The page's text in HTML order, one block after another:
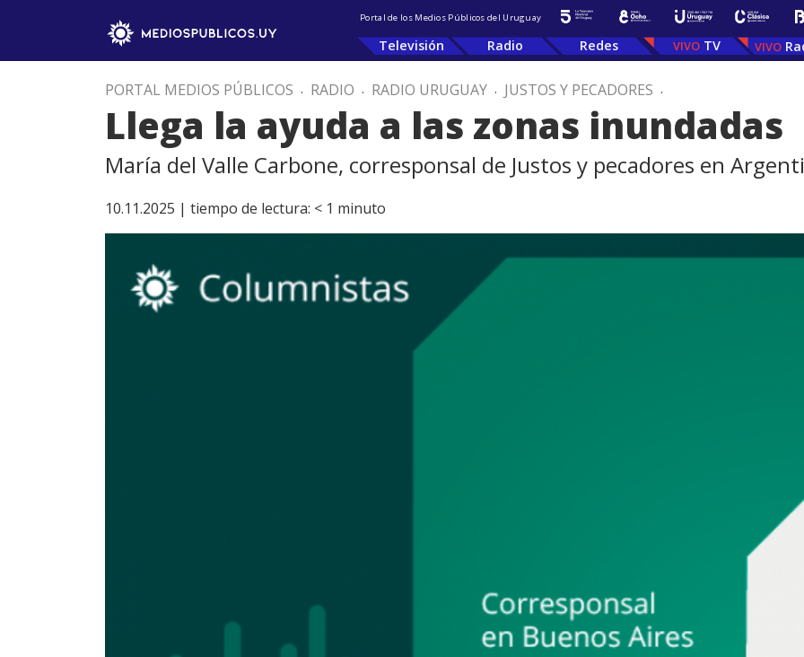
Portal de los Medios Públicos del Uruguay
Televisión Radio Redes TV
PORTAL MEDIOS PÚBLICOS . RADIO . RADIO URUGUAY . JUSTOS Y PECADORES .
Llega la ayuda a las zonas inundadas
María del Valle Carbone, corresponsal de Justos y pecadores en
10.11.2025 | tiempo de lectura: < 1 minuto